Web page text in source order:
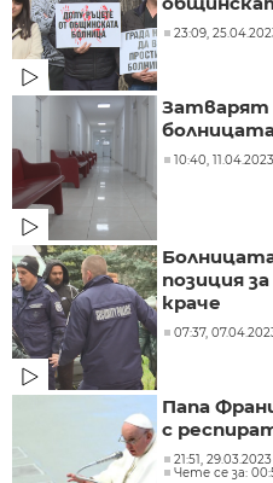
23:09,
Затварят
10:40, 11.04.2023
позиция
краче
07:37,
Папа
с
21:51,
Чете се за: